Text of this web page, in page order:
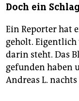
Doch ein
Ein Reporter hat
geholt. Eigentlich
darin steht. Das
gefunden haben
Andreas L.